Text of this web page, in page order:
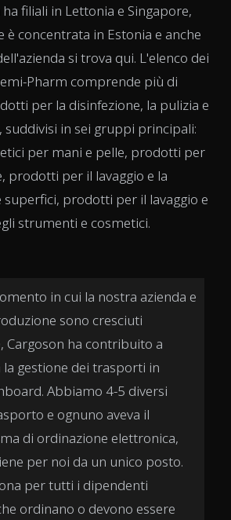
filiali in Lettonia e Singapore,
è concentrata in Estonia e anche
si trova qui. L'elenco dei
Pharm comprende più di
per la disinfezione, la pulizia e
suddivisi in sei gruppi principali:
per mani e pelle, prodotti per
prodotti per il lavaggio e la
superfici, prodotti per il lavaggio e
strumenti e cosmetici.
in cui la nostra azienda e
sono cresciuti
Cargoson ha contribuito a
gestione dei trasporti in
Abbiamo 4-5 diversi
e ognuno aveva il
di ordinazione elettronica,
per noi da un unico posto.
per tutti i dipendenti
ordinano o devono essere